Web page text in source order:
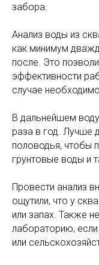
забора.
Анализ воды из
как минимум
после. Это
эффективности
случае
В дальнейшем
раза в год. Лучше
половодья, чтобы
грунтовые воды и
Провести анализ
ощутили, что у
или запах. Также
лабораторию,
или